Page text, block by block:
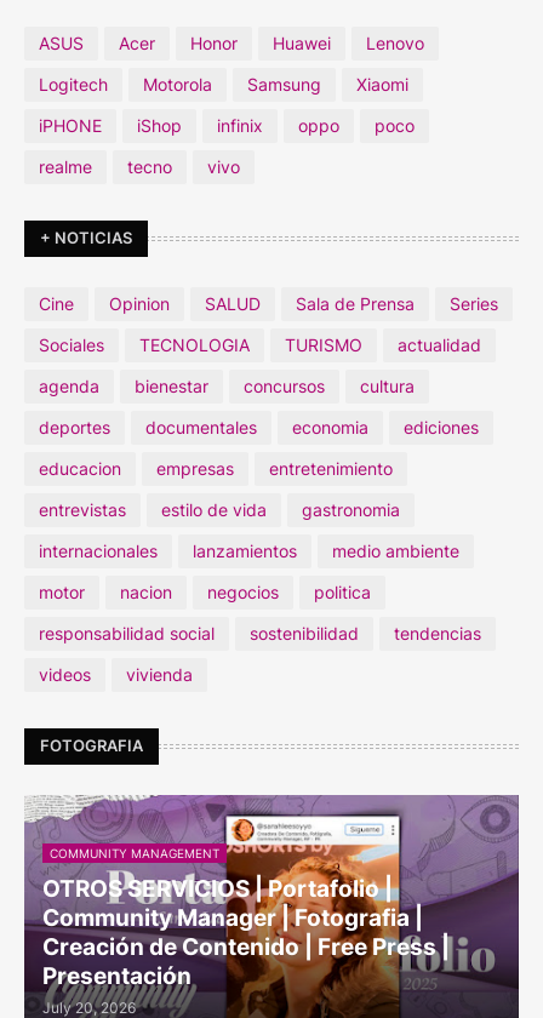
ASUS Acer Honor Huawei
Lenovo
Logitech
Motorola Samsung
Xiaomi
iPHONE
iShop infinix oppo
poco
realme
tecno vivo
+ NOTICIAS
Cine Opinion SALUD Sala de Prensa
Series
Sociales
TECNOLOGIA TURISMO
actualidad
agenda
bienestar concursos
cultura
deportes
documentales economia
ediciones
educacion
empresas
entretenimiento
entrevistas
estilo de vida
gastronomia
internacionales
lanzamientos
medio ambiente
motor
nacion negocios
politica
responsabilidad social
sostenibilidad
tendencias
videos
vivienda
FOTOGRAFIA
COMMUNITY MANAGEMENT
OTROS SERVICIOS | Portafolio |
Community Manager | Fotografia |
Creación de Contenido | Free Press |
Presentación
July 20, 2026